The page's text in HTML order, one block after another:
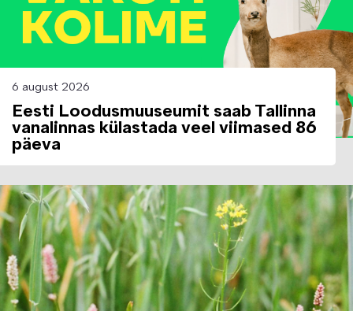
6 august 2026
Eesti Loodusmuuseumit saab Tallinna
vanalinnas külastada veel viimased 86
päeva
Image